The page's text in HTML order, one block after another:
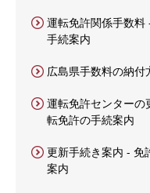
運転免許関係手数
手続案内
広島県手数料の納付
運転免許センターの
転免許の手続案内
更新手続き案内 - 免
案内